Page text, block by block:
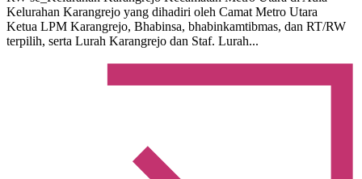
Kelurahan Karangrejo yang dihadiri oleh Camat Metro Utara
Ketua LPM Karangrejo, Bhabinsa, bhabinkamtibmas, dan RT/RW
terpilih, serta Lurah Karangrejo dan Staf. Lurah...